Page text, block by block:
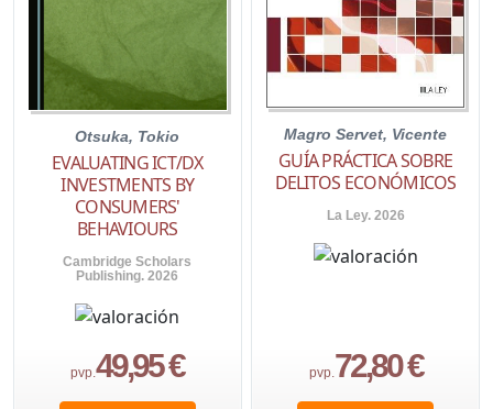
Otsuka, Tokio
EVALUATING ICT/DX
INVESTMENTS BY
CONSUMERS'
BEHAVIOURS
Cambridge Scholars
Publishing. 2026
pvp.49,95 €
Magro Servet, Vicente
GUÍA PRÁCTICA SOBRE
DELITOS ECONÓMICOS
La Ley. 2026
pvp. 72,80 €